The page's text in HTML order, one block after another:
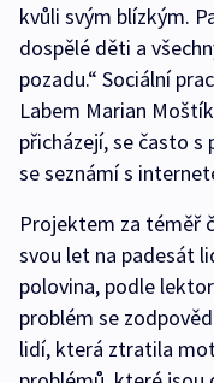
kvůli svým blízkým.
dospělé děti a
pozadu.“ Sociální
Labem Marian
přicházejí, se často
se seznámí s
Projektem za téměř
svou let na padesát
polovina, podle
problém se
lidí, která ztratila